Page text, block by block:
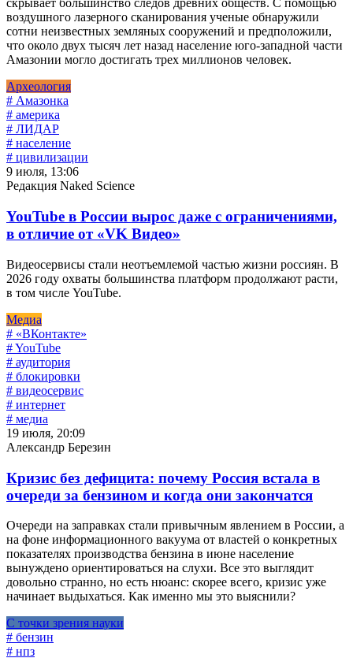
скрывает большинство следов древних обществ. С помощью
воздушного лазерного сканирования ученые обнаружили
сотни неизвестных земляных сооружений и предположили,
что около двух тысяч лет назад население юго-западной части
Амазонии могло достигать трех миллионов человек.
Археология
# Амазонка
# америка
# ЛИДАР
# население
# цивилизации
9 июля, 13:06
Редакция Naked Science
YouTube в России вырос даже с ограничениями,
в отличие от «VK Видео»
Видеосервисы стали неотъемлемой частью жизни россиян. В
2026 году охваты большинства платформ продолжают расти,
в том числе YouTube.
Медиа
# «ВКонтакте»
# YouTube
# аудитория
# блокировки
# видеосервис
# интернет
# медиа
19 июля, 20:09
Александр Березин
Кризис без дефицита: почему Россия встала в
очереди за бензином и когда они закончатся
Очереди на заправках стали привычным явлением в России, а
на фоне информационного вакуума от властей о конкретных
показателях производства бензина в июне население
вынуждено ориентироваться на слухи. Все это выглядит
довольно странно, но есть нюанс: скорее всего, кризис уже
начинает выдыхаться. Как именно мы это выяснили?
С точки зрения науки
# бензин
# нпз